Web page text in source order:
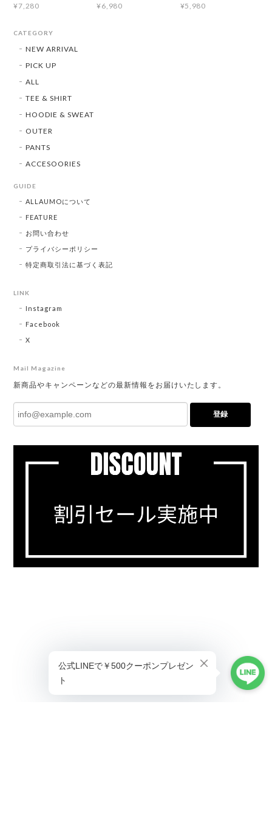
¥7,280
¥6,980
¥5,980
CATEGORY
NEW ARRIVAL
PICK UP
ALL
TEE & SHIRT
HOODIE & SWEAT
OUTER
PANTS
ACCESOORIES
GUIDE
ALLAUMOについて
FEATURE
お問い合わせ
プライバシーポリシー
特定商取引法に基づく表記
LINK
Instagram
Facebook
X
Mail Magazine
新商品やキャンペーンなどの最新情報をお届けいたします。
登録